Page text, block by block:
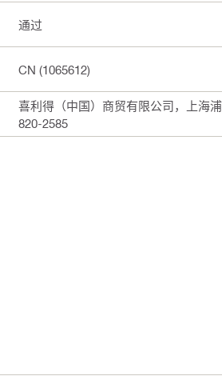
通过
CN (1065612)
喜利得（中国）商贸有限公司，上海
820-2585